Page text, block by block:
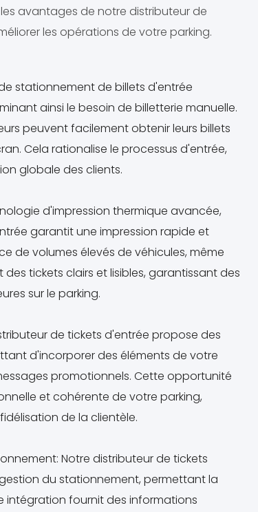
avantages de notre distributeur de
les opérations de votre parking.
stationnement de billets d'entrée
ainsi le besoin de billetterie manuelle.
peuvent facilement obtenir leurs billets
Cela rationalise le processus d'entrée,
globale des clients.
d'impression thermique avancée,
garantit une impression rapide et
de volumes élevés de véhicules, même
tickets clairs et lisibles, garantissant des
sur le parking.
de tickets d'entrée propose des
d'incorporer des éléments de votre
promotionnels. Cette opportunité
et cohérente de votre parking,
de la clientèle.
Notre distributeur de tickets
du stationnement, permettant la
intégration fournit des informations